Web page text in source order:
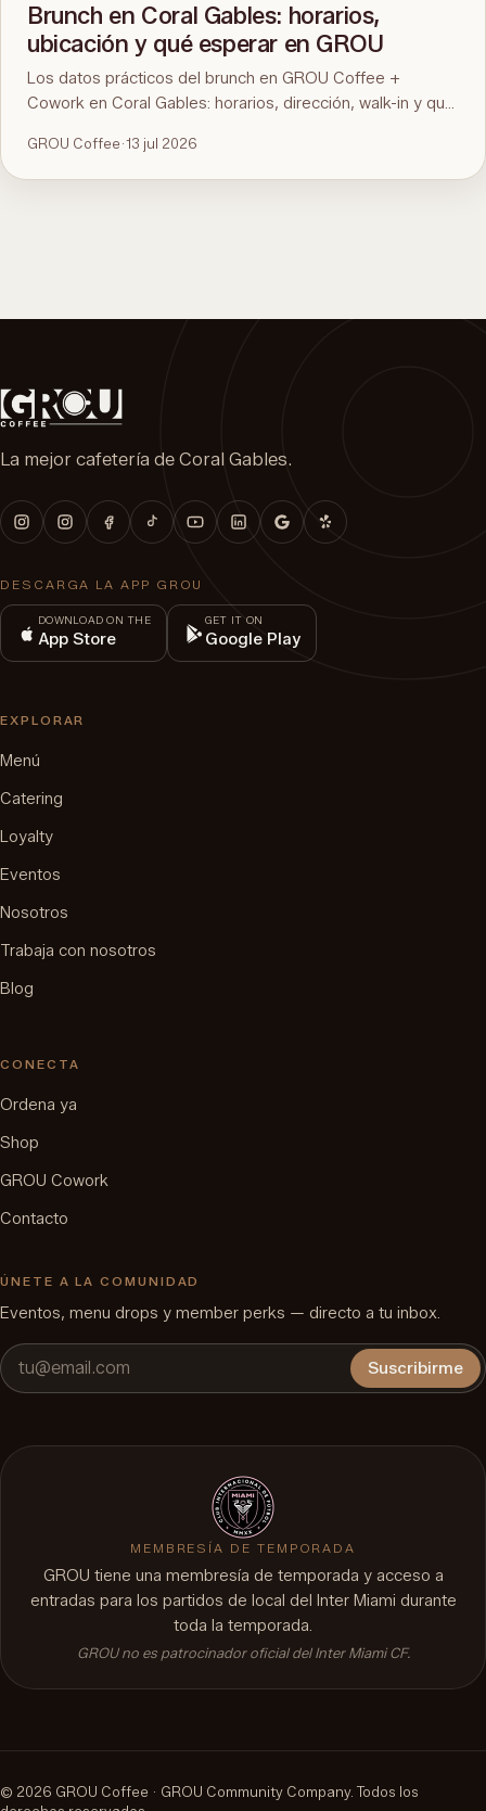
Brunch en Coral Gables: horarios,
ubicación y qué esperar en GROU
Los datos prácticos del brunch en GROU Coffee +
Cowork en Coral Gables: horarios, dirección, walk-in y qué
guía del mejor brunch de Miami.
GROU Coffee·13 jul 2026
La mejor cafetería de Coral Gables.
DESCARGA LA APP GROU
DOWNLOAD ON THE
App Store
GET IT ON
Google Play
EXPLORAR
Menú
Catering
Loyalty
Eventos
Nosotros
Trabaja con nosotros
Blog
CONECTA
Ordena ya
Shop
GROU Cowork
Contacto
ÚNETE A LA COMUNIDAD
Eventos, menu drops y member perks — directo a tu inbox.
Suscribirme
MEMBRESÍA DE TEMPORADA
GROU tiene una membresía de temporada y acceso a
entradas para los partidos de local del Inter Miami durante
toda la temporada.
GROU no es patrocinador oficial del Inter Miami CF.
© 2026 GROU Coffee · GROU Community Company. Todos los